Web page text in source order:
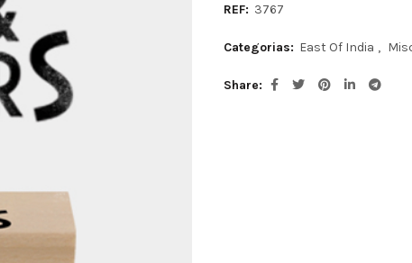
REF: 3767
Categorias: East Of India ,
Share